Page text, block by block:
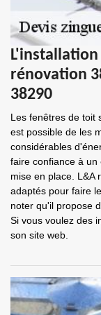
L'installation
rénovation
38290
Les fenêtres de toit
est possible de les
considérables
faire confiance à
mise en place. L&A
adaptés pour faire
noter qu'il propose
Si vous voulez des
son site web.